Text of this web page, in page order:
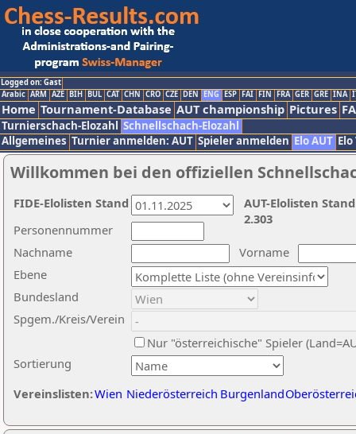
Logged on: Gast
Arabic ARM AZE BIH BUL CAT CHN CRO CZE DEN ENG ESP FAI FIN FRA GER GRE INA
Home Tournament-Database AUT championship Pictures
Turnierschach-Elozahl Schnellschach-Elozahl
Allgemeines Turnier anmelden: AUT Spieler anmelden Elo AUT
Willkommen bei den offiziellen
Nachname
Vorname
Ebene
Sortierung
Personennummer
Bundesland
Spgem./Kreis/Verein
Nur "österreichische" Spieler
Vereinslisten:Wien Niederösterreich Burgenland
AUT-Elolisten
2.303
FIDE-Elolisten Stand